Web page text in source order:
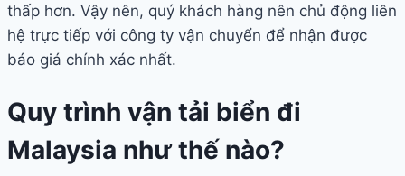
thấp hơn. Vậy nên, quý khách hàng nên chủ động liên
hệ trực tiếp với công ty vận chuyển để nhận được
báo giá chính xác nhất.
Quy trình vận tải biển đi
Malaysia như thế nào?